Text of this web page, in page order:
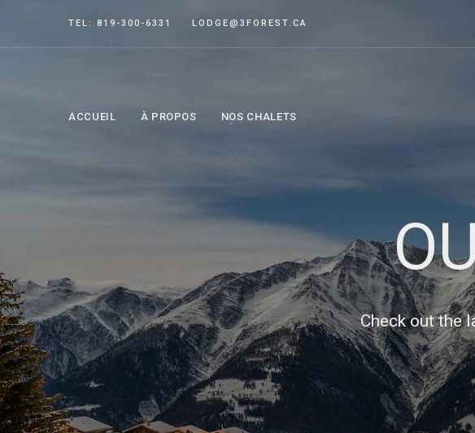
TEL: 819-300-6331 LODGE@3FOREST.CA
ACCUEIL À PROPOS NOS CHALETS
Check out the